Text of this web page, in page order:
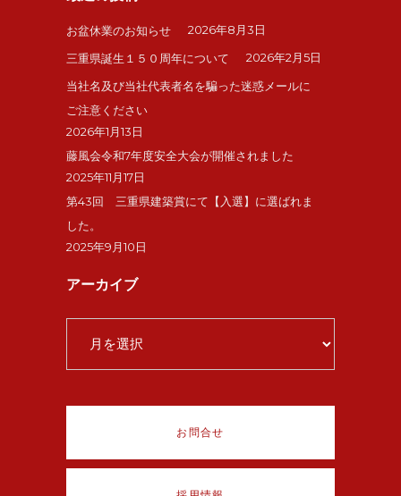
お盆休業のお知らせ
2026年8月3日
三重県誕生１５０周年について
2026年2月5日
当社名及び当社代表者名を騙った迷惑メールに
ご注意ください
2026年1月13日
藤風会令和7年度安全大会が開催されました
2025年11月17日
第43回 三重県建築賞にて【入選】に選ばれま
した。
2025年9月10日
アーカイブ
ア
カ
お問合せ